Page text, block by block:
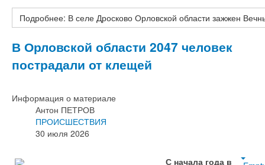
Подробнее: В селе Дросково Орловской области зажжен
В Орловской области 2047 человек
пострадали от клещей
Информация о материале
Антон ПЕТРОВ
ПРОИСШЕСТВИЯ
30 июля 2026
С начала года в